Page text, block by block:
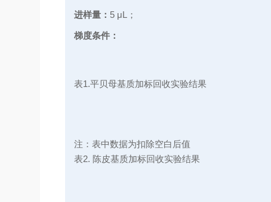
进样量： 5 μL；
梯度条件：
表1.平贝母基质加标回收实验结果
注：表中数据为扣除空白后值
表2. 陈皮基质加标回收实验结果